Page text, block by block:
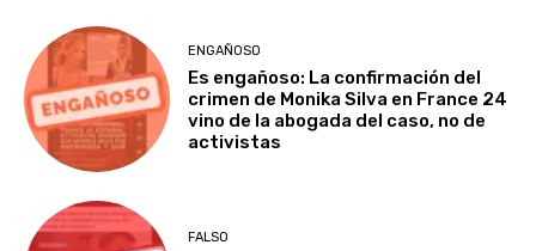
ENGAÑOSO
Es engañoso: La confirmación del
crimen de Monika Silva en France 24
vino de la abogada del caso, no de
activistas
FALSO